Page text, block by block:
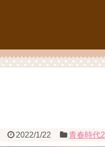
2022/1/22 青春時代2